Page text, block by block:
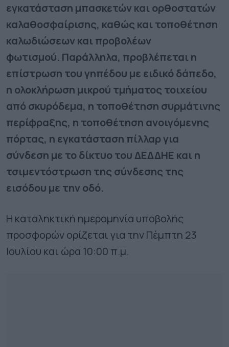
εγκατάσταση μπασκετών και ορθοστατών
καλαθοσφαίρισης, καθώς και τοποθέτηση
καλωδιώσεων και προβολέων
φωτισμού. Παράλληλα, προβλέπεται η
επίστρωση του γηπέδου με ειδικό δάπεδο,
η ολοκλήρωση μικρού τμήματος τοιχείου
από σκυρόδεμα, η τοποθέτηση συρμάτινης
περίφραξης, η τοποθέτηση ανοιγόμενης
πόρτας, η εγκατάσταση πίλλαρ για
σύνδεση με το δίκτυο του ΔΕΔΔΗΕ και η
τσιμεντόστρωση της σύνδεσης της
εισόδου με την οδό.
Η καταληκτική ημερομηνία υποβολής
προσφορών ορίζεται για την Πέμπτη 23
Ιουλίου και ώρα 10:00 π.μ.